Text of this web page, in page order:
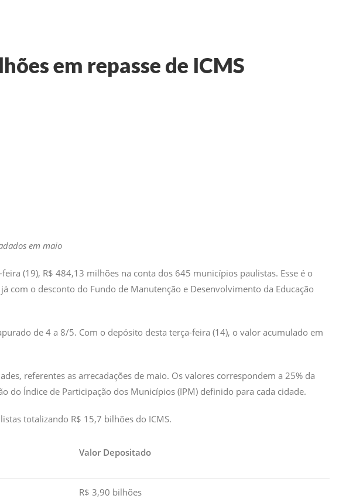
em repasse de ICMS
em maio
(19), R$ 484,13 milhões na conta dos 645 municípios paulistas. Esse é o
com o desconto do Fundo de Manutenção e Desenvolvimento da Educação
de 4 a 8/5. Com o depósito desta terça-feira (14), o valor acumulado em
referentes as arrecadações de maio. Os valores correspondem a 25% da
do Índice de Participação dos Municípios (IPM) definido para cada cidade.
totalizando R$ 15,7 bilhões do ICMS.
Valor Depositado
R$ 3,90 bilhões